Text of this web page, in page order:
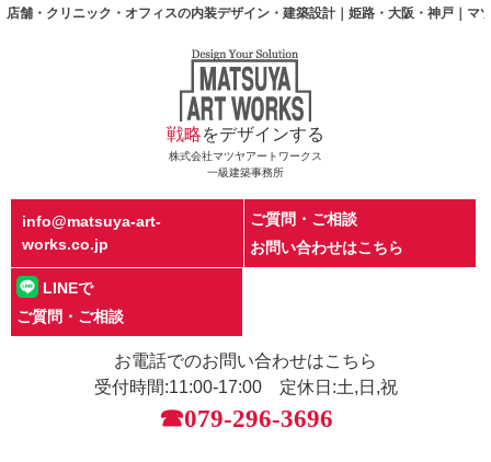
店舗・クリニック・オフィスの内装デザイン・建築設計｜姫路・大阪・神戸｜
戦略をデザインする
株式会社マツヤアートワークス
一級建築事務所
info@matsuya-art-
works.co.jp
ご質問・ご相談
お問い合わせはこちら
LINEで
ご質問・ご相談
お電話でのお問い合わせはこちら
受付時間:11:00-17:00 定休日:土,日,祝
☎079-296-3696